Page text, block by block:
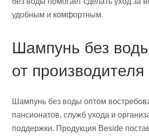
удобным и комфортным.
Шампунь без
от
Шампунь без воды оптом
пансионатов, служб ухода и
поддержки. Продукция Beside